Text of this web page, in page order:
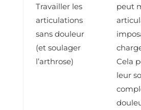
Travailler les
articulations
sans douleur
(et soulager
l’arthrose)
peut
Cela
leur